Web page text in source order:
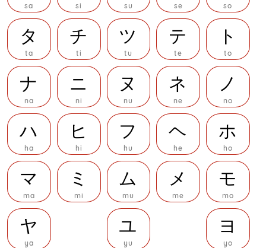
sa si su se so
タ
ta
チ
ti
ツ
tu
テ
te
ト
to
ナ
na
ニ
ni
ヌ
nu
ネ
ne
ノ
no
ハ
ha
ヒ
hi
フ
hu
ヘ
he
ホ
ho
マ
ma
ミ
mi
ム
mu
メ
me
モ
mo
ヤ
ya
ユ
yu
ヨ
yo